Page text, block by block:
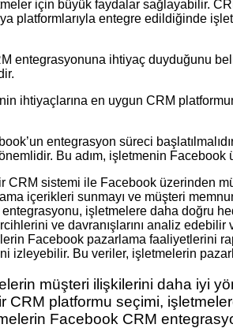
için büyük faydalar sağlayabilir.
platformlarıyla entegre edildiğinde
entegrasyonuna ihtiyaç duyduğunu
ihtiyaçlarına en uygun CRM
entegrasyon süreci
Bu adım, işletmenin
CRM sistemi ile Facebook
içerikleri sunmayı ve müşteri
işletmelere daha doğru
ve davranışlarını analiz
Facebook pazarlama faaliyetlerini
izleyebilir. Bu veriler, işletmelerin
müşteri ilişkilerini daha iyi
platformu seçimi,
Facebook CRM